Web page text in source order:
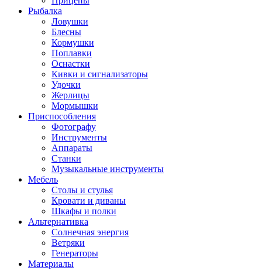
Рыбалка
Ловушки
Блесны
Кормушки
Поплавки
Оснастки
Кивки и сигнализаторы
Удочки
Жерлицы
Мормышки
Приспособления
Фотографу
Инструменты
Аппараты
Станки
Музыкальные инструменты
Мебель
Столы и стулья
Кровати и диваны
Шкафы и полки
Альтернативка
Солнечная энергия
Ветряки
Генераторы
Материалы